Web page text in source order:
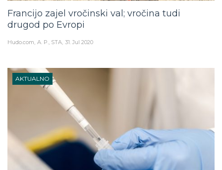
Francijo zajel vročinski val; vročina tudi
drugod po Evropi
Hudo.com A. P., STA 31. Jul 2020
AKTUALNO